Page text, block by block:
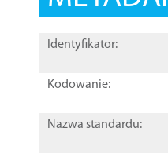
Identyfikator:
Kodowanie:
Nazwa standardu: